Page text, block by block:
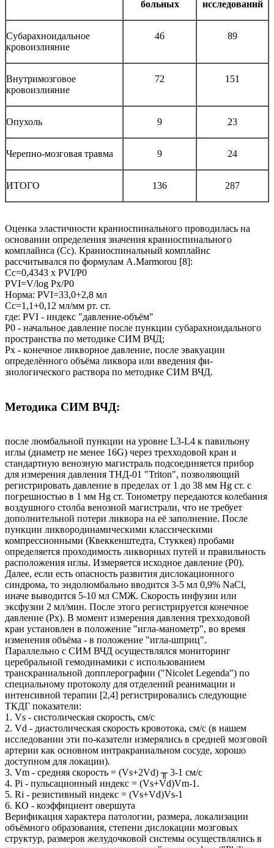
больных исследований
Субарахноидальное
кровоизлияние
46 89
Внутримозговое
кровоизлияние
72 151
Опухоль 9 23
Черепно-мозговая травма 9 24
ИТОГО 136 287
Оценка эластичности краниоспинального проводилась на
основании определения значения краниоспинального
комплайнса (Сс). Краниоспинальный комплайнс
рассчитывался по формулам A.Marmorou [8]:
Сс=0,4343 х PVI/P0
PVI=V/log Px/P0
Норма: PVI=33,0+2,8 мл
Сс=1,1+0,12 мл/мм рт. ст.
где: PVI - индекс "давление-объём"
Р0 - начальное давление после пункции субарахноидального
пространства по методике СИМ ВЧД;
Рх - конечное ликворное давление, после эвакуации
определённого объёма ликвора или введения фи-
зиологического раствора по методике СИМ ВЧД.
Методика СИМ ВЧД:
после люмбальной пункции на уровне L3-L4 к павильону
иглы (диаметр не менее 16G) через трехходовой кран и
стандартную венозную магистраль подсоединяется прибор
для измерения давления ТНД-01 "Triton", позволяющий
регистрировать давление в пределах от 1 до 38 мм Hg ст. с
погрешностью в 1 мм Hg ст. Тонометру передаются колебания
воздушного столба венозной магистрали, что не требует
дополнительной потери ликвора на её заполнение. После
пункции ликвородинамическими классическими
компрессионными (Квеккенштедта, Стуккея) пробами
определяется проходимость ликворных путей и правильность
расположения иглы. Измеряется исходное давление (Р0).
Далее, если есть опасность развития дислокационного
синдрома, то эндолюмбально вводится 3-5 мл 0,9% NaCl,
иначе выводится 5-10 мл СМЖ. Скорость инфузии или
эксфузии 2 мл/мин. После этого регистрируется конечное
давление (Рх). В момент измерения давления трехходовой
кран установлен в положение "игла-манометр", во время
изменения объёма - в положение "игла-шприц".
Параллельно с СИМ ВЧД осуществлялся мониторинг
церебральной гемодинамики с использованием
транскраниальной допплерографии ("Nicolet Legenda") по
специальному протоколу для отделений реанимации и
интенсивной терапии [2,4] регистрировались следующие
ТКДГ показатели:
1. Vs - систолическая скорость, см/с
2. Vd - диастолическая скорость кровотока, см/с (в нашем
исследовании эти по-казатели измерялись в средней мозговой
артерии как основном интракраниальном сосуде, хорошо
доступном для локации).
3. Vm - средняя скорость = (Vs+2Vd) ╥ 3-1 см/с
4. Pi - пульсационный индекс = (Vs+Vd)Vm-1.
5. Ri - резистивный индекс = (Vs+Vd)Vs-1
6. КО - коэффициент овершута
Верификация характера патологии, размера, локализации
объёмного образования, степени дислокации мозговых
структур, размеров желудочковой системы осуществлялись в